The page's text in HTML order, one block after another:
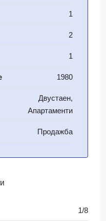
1
2
1
1980
Двустаен,
Апартаменти
Продажба
1/8